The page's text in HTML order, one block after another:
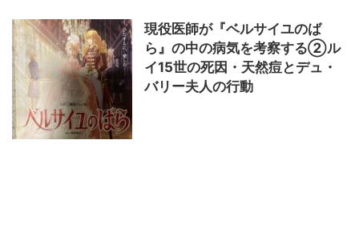
現役医師が『ベルサイユのば
ら』の中の病気を考察する②ル
イ15世の死因・天然痘とデュ・
バリー夫人の行動